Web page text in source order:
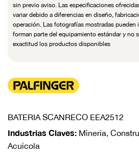
sin previo aviso. Las especificaciones
variar debido a diferencias en diseño,
operación. Las fotografías mostradas pueden
forman parte del equipamiento estándar y no
exactitud los productos disponibles
BATERIA SCANRECO EEA2512
Industrias Claves: Minería,
Acuicola